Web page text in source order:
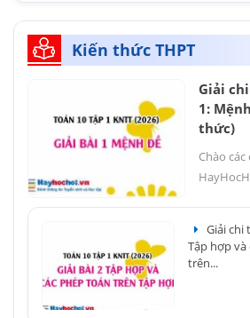
Kiến thức THPT
Giải
1:
thức)
Chào
Giải chi
Tập hợp
trên...